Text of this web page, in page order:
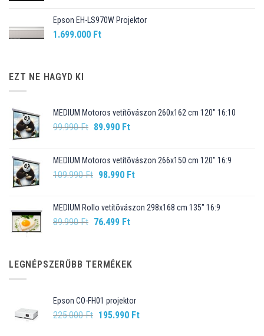
Epson EH-LS970W Projektor
1.699.000 Ft
EZT NE HAGYD KI
MEDIUM Motoros vetítõvászon 260x162 cm 120" 16:10
99.990Ft Original
99.990 Ft.
89.990 FtCurrent
89.990 Ft.
MEDIUM Motoros vetítõvászon 266x150 cm 120" 16:9
109.990Ft Original
109.990 Ft.
98.990 FtCurrent
98.990 Ft.
MEDIUM Rollo vetítõvászon 298x168 cm 135" 16:9
89.990Ft Original
89.990 Ft.
76.499 FtCurrent
76.499 Ft.
LEGNÉPSZERŰBB TERMÉKEK
Epson CO-FH01 projektor
225.000Ft Original
195.990 FtCurrent